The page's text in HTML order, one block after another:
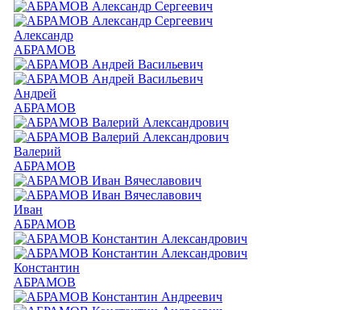
Александр
АБРАМОВ
Андрей
АБРАМОВ
Валерий
АБРАМОВ
Иван
АБРАМОВ
Константин
АБРАМОВ